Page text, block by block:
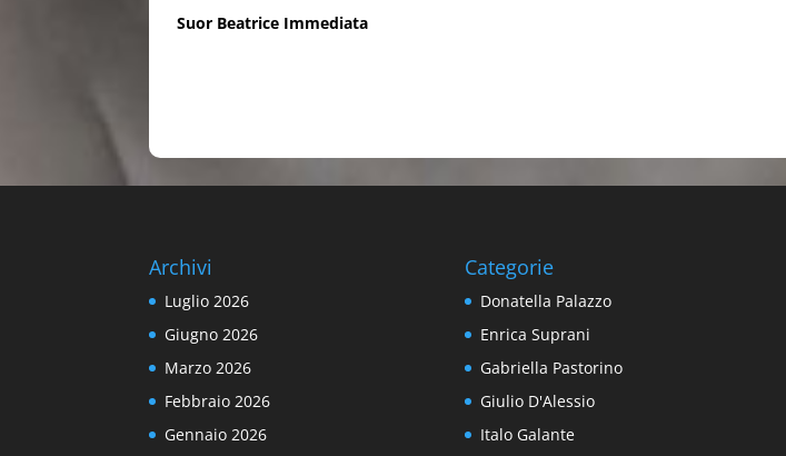
Suor Beatrice Immediata
Archivi
Luglio 2026
Giugno 2026
Marzo 2026
Febbraio 2026
Gennaio 2026
Categorie
Donatella Palazzo
Enrica Suprani
Gabriella Pastorino
Giulio D'Alessio
Italo Galante